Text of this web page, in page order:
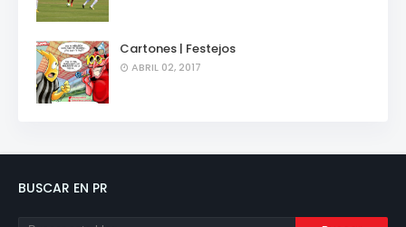
Cartones | Festejos
ABRIL 02, 2017
BUSCAR EN PR